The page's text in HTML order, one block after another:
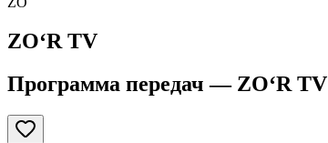
ZO‘R TV
Программа передач — ZO‘R TV